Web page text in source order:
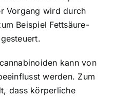
Vorgang wird durch
Beispiel Fettsäure-
kann von
werden. Zum
dass körperliche